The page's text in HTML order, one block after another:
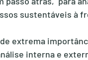
sustentáveis à
extrema
interna e